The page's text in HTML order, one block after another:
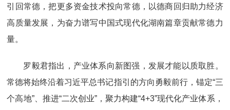
引回常德，把更多资金技术投向常德，以德商回归助力经济
高质量发展，为奋力谱写中国式现代化湖南篇章贡献常德力
量。
罗毅君指出，产业体系向新图强，发展才能以质取胜。
常德将始终沿着习近平总书记指引的方向勇毅前行，锚定“三
个高地”、推进“二次创业”，聚力构建“4+3”现代化产业体系，